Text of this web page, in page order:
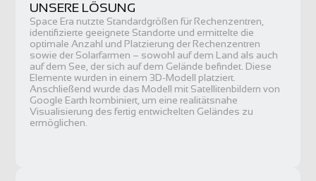
UNSERE LÖSUNG
Space Era nutzte Standardgrößen für Rechenzentren,
identifizierte geeignete Standorte und ermittelte die
optimale Anzahl und Platzierung der Rechenzentren
sowie der Solarfarmen – sowohl auf dem Land als auch
auf dem See, der sich auf dem Gelände befindet. Diese
Elemente wurden in einem 3D-Modell platziert.
Anschließend wurde das Modell mit Satellitenbildern von
Google Earth kombiniert, um eine realitätsnahe
Visualisierung des fertig entwickelten Geländes zu
ermöglichen.